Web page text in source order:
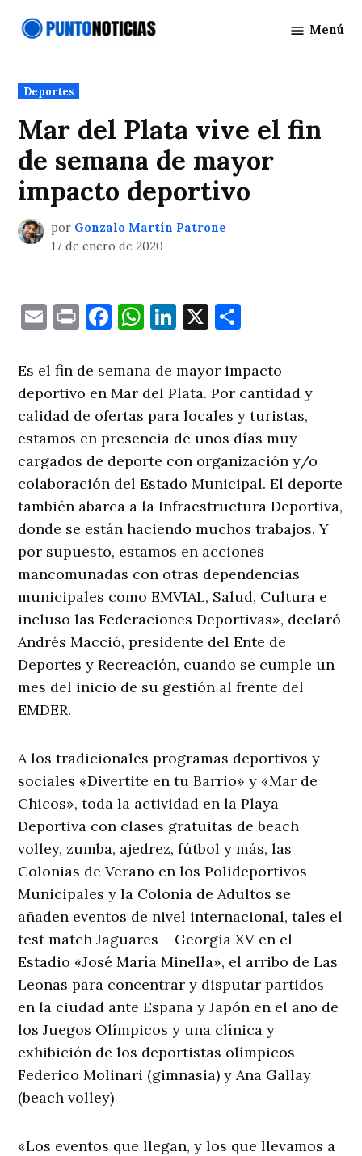
Noticias
Menú
Publicado
en
Deportes
Mar del Plata vive el fin
de semana de mayor
impacto deportivo
por Gonzalo Martín Patrone
17 de enero de 2020
EmailPrintFacebook
WhatsApp
LinkedIn
X
Es el fin de semana de mayor impacto
deportivo en Mar del Plata. Por cantidad y
calidad de ofertas para locales y turistas,
estamos en presencia de unos días muy
cargados de deporte con organización y/o
colaboración del Estado Municipal. El deporte
también abarca a la Infraestructura Deportiva,
donde se están haciendo muchos trabajos. Y
por supuesto, estamos en acciones
mancomunadas con otras dependencias
municipales como EMVIAL, Salud, Cultura e
incluso las Federaciones Deportivas», declaró
Andrés Macció, presidente del Ente de
Deportes y Recreación, cuando se cumple un
mes del inicio de su gestión al frente del
EMDER.
A los tradicionales programas deportivos y
sociales «Divertite en tu Barrio» y «Mar de
Chicos», toda la actividad en la Playa
Deportiva con clases gratuitas de beach
volley, zumba, ajedrez, fútbol y más, las
Colonias de Verano en los Polideportivos
Municipales y la Colonia de Adultos se
añaden eventos de nivel internacional, tales el
test match Jaguares – Georgia XV en el
Estadio «José María Minella», el arribo de Las
Leonas para concentrar y disputar partidos
en la ciudad ante España y Japón en el año de
los Juegos Olímpicos y una clínica y
exhibición de los deportistas olímpicos
Federico Molinari (gimnasia) y Ana Gallay
(beach volley)
«Los eventos que llegan, y los que llevamos a